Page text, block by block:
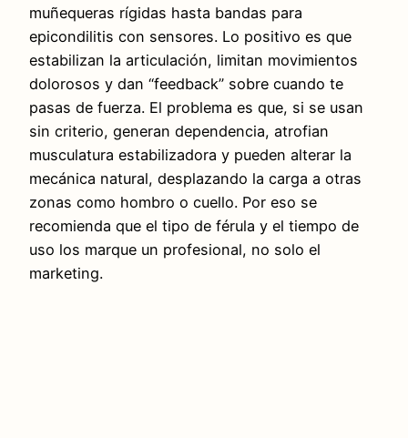
muñequeras rígidas hasta bandas para
epicondilitis con sensores. Lo positivo es que
estabilizan la articulación, limitan movimientos
dolorosos y dan “feedback” sobre cuando te
pasas de fuerza. El problema es que, si se usan
sin criterio, generan dependencia, atrofian
musculatura estabilizadora y pueden alterar la
mecánica natural, desplazando la carga a otras
zonas como hombro o cuello. Por eso se
recomienda que el tipo de férula y el tiempo de
uso los marque un profesional, no solo el
marketing.